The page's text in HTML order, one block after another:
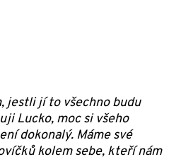
jestli jí to všechno budu
Lucko, moc si všeho
dokonalý. Máme své
kolem sebe, kteří nám